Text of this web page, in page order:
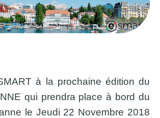
à la prochaine édition du
qui prendra place à bord du
le Jeudi 22 Novembre 2018